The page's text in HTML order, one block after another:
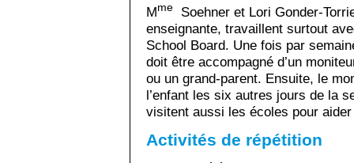
Mme
Soehner et Lori Gonder-
enseignante, travaillent surtout
School Board. Une fois par
doit être accompagné d’un
ou un grand-parent. Ensuite, le
l’enfant les six autres jours de la
visitent aussi les écoles pour
Activités de répétition